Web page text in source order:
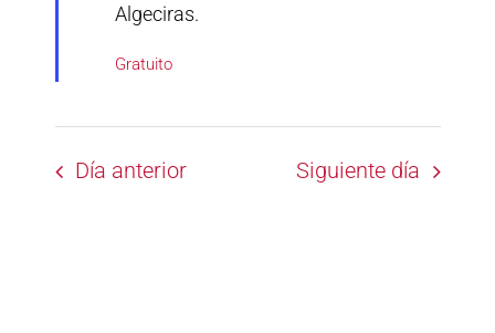
Algeciras.
Gratuito
Día anterior Siguiente día